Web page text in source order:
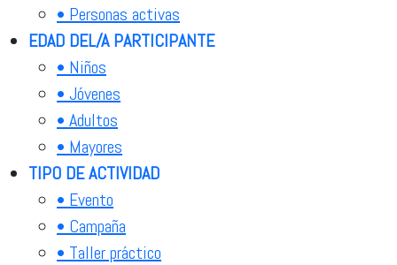
• Personas activas
EDAD DEL/A PARTICIPANTE
• Niños
• Jóvenes
• Adultos
• Mayores
TIPO DE ACTIVIDAD
• Evento
• Campaña
• Taller práctico